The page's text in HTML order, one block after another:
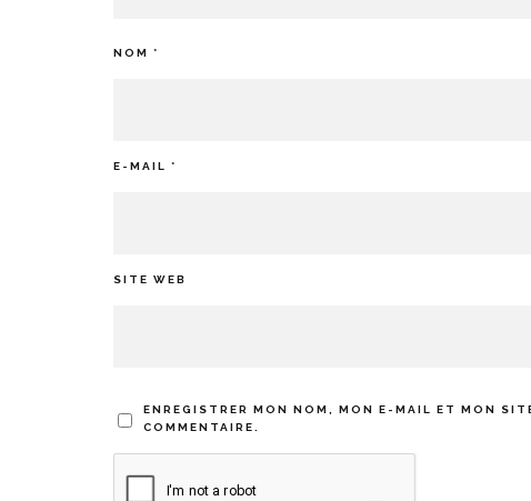
NOM *
E-MAIL *
SITE WEB
ENREGISTRER MON NOM, MON E-MAIL ET MON
COMMENTAIRE.